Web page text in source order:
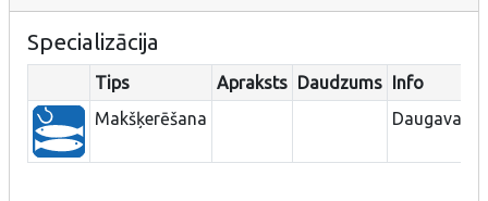
Specializācija
Tips Apraksts Daudzums Info
Makšķerēšana
Daugava